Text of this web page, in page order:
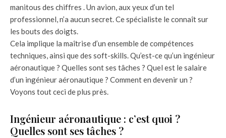
manitous des chiffres . Un avion, aux yeux d’un tel
professionnel, n’a aucun secret. Ce spécialiste le connaît sur
les bouts des doigts.
Cela implique la maîtrise d’un ensemble de compétences
techniques, ainsi que des soft-skills. Qu’est-ce qu’un ingénieur
aéronautique ? Quelles sont ses tâches ? Quel est le salaire
d’un ingénieur aéronautique ? Comment en devenir un ?
Voyons tout ceci de plus près.
Ingénieur aéronautique : c’est quoi ?
Quelles sont ses tâches ?